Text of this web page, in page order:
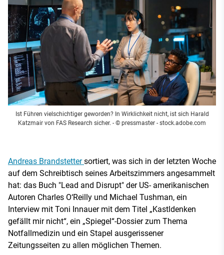
Ist Führen vielschichtiger geworden? In Wirklichkeit nicht, ist sich Harald
Katzmair von FAS Research sicher. - © pressmaster - stock.adobe.com
Andreas Brandstettersortiert, was sich in der letzten Woche
auf dem Schreibtisch seines Arbeitszimmers angesammelt
hat: das Buch "Lead and Disrupt" der US- amerikanischen
Autoren Charles O‘Reilly und Michael Tushman, ein
Interview mit Toni Innauer mit dem Titel „Kastldenken
gefällt mir nicht“, ein „Spiegel“-Dossier zum Thema
Notfallmedizin und ein Stapel ausgerissener
Zeitungsseiten zu allen möglichen Themen.